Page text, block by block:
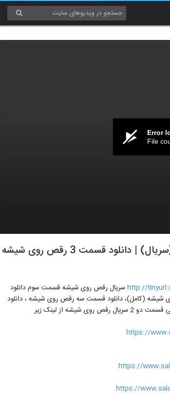
Error
File
دانلود قسمت سوم رقص روی شیشه (کامل)(سریال) | دانلود قسمت 3 رقص روی شیشه
http:// سریال رقص روی شیشه قسمت سوم دانلود
شیشه (کامل)، دانلود قسمت سه رقص روی شیشه ، دانلود
https://
https://
https://